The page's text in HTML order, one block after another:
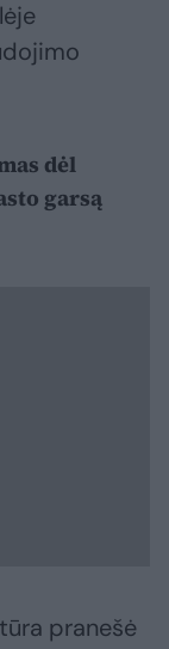
dėl
garsą
pranešė